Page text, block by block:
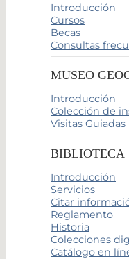
Introducción
Cursos
Becas
Consultas
MUSEO
Introducción
Colección de
Visitas Guiadas
BIBLIOTECA
Introducción
Servicios
Citar
Reglamento
Historia
Colecciones
Catálogo en